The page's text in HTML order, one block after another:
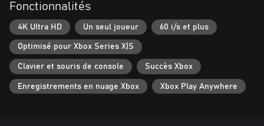
Fonctionnalités
4K Ultra HD Un seul joueur 60 i/s et plus
Optimisé pour Xbox Series X|S
Clavier et souris de console Succès Xbox
Enregistrements en nuage Xbox Xbox Play Anywhere